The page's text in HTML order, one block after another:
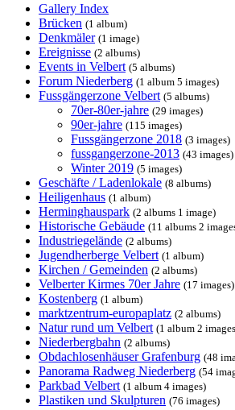
Gallery Index
Brücken (1 album)
Denkmäler (1 image)
Ereignisse (2 albums)
Events in Velbert (5 albums)
Forum Niederberg (1 album 5 images)
Fussgängerzone Velbert (5 albums)
70er-80er-jahre (29 images)
90er-jahre (115 images)
Fussgängerzone 2018 (3 images)
fussgangerzone-2013 (43 images)
Winter 2019 (5 images)
Geschäfte / Ladenlokale (8 albums)
Heiligenhaus (1 album)
Herminghauspark (2 albums 1 image)
Historische Gebäude (11 albums 2
Industriegelände (2 albums)
Jugendherberge Velbert (1 album)
Kirchen / Gemeinden (2 albums)
Velberter Kirmes 70er Jahre (17 images)
Kostenberg (1 album)
marktzentrum-europaplatz (2 albums)
Natur rund um Velbert (1 album 2
Niederbergbahn (2 albums)
Obdachlosenhäuser Grafenburg (48
Panorama Radweg Niederberg (54
Parkbad Velbert (1 album 4 images)
Plastiken und Skulpturen (76 images)